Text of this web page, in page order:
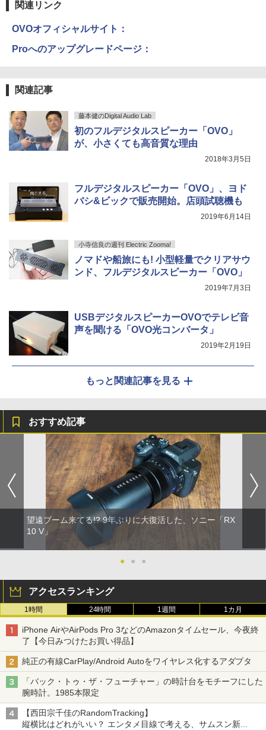
関連リンク
OVOオフィシャルサイト：
Proへのアップグレードページ：
関連記事
藤本健のDigital Audio Lab
初のフルデジタルスピーカー「OVO」
が、小さくても高音質な理由
2018年3月5日
フルデジタルスピーカー「OVO」、ヨド
バシ&ビックで販売開始。店頭試聴機も
2019年6月14日
小寺信良の週刊 Electric Zooma!
ノマドや船旅にも! 小型軽量でクリアサウ
ンド、フルデジタルスピーカー「OVO」
2019年7月3日
USBデジタルスピーカーOVOでテレビ音
声を聞ける「OVO光コンバータ」
2019年2月19日
もっと関連記事を見る
おすすめ記事
望遠ブーム来てる!? 9年ぶりに大復活した、ソニー「RX
10 V」
● ● ●
アクセスランキング
1時間 24時間 1週間 1カ月
iPhone AirやAirPods Pro 3などのAmazonタイムセール、今夜終
了【今日みつけたお買い得品】
純正の有線CarPlay/Android Autoをワイヤレス化するアダプタ
「バック・トゥ・ザ・フューチャー」の時計台をモチーフにした
腕時計。1985本限定
【西田宗千佳のRandomTracking】
縦横比はどれがいい？ エンタメ目線で考える、サムスン新